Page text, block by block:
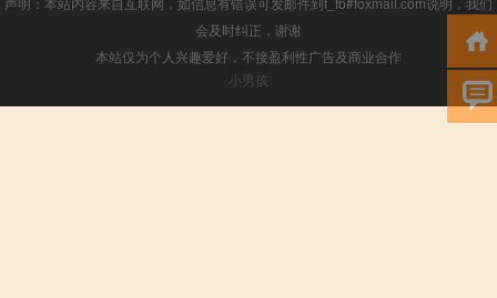
会及时纠正，谢谢
本站仅为个人兴趣爱好，不接盈利性广告及商业合作
小男孩